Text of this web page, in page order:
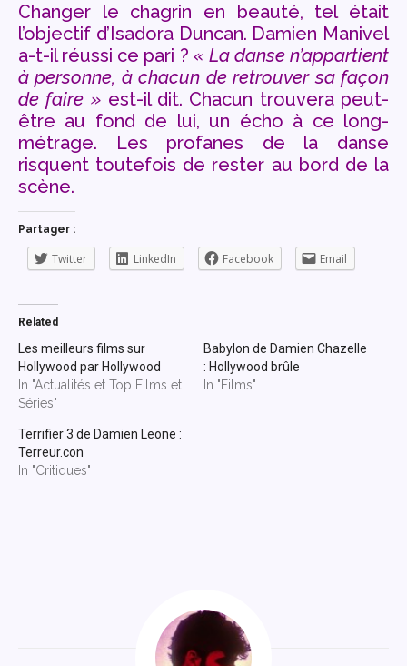
Changer le chagrin en beauté, tel était
l’objectif d’Isadora Duncan. Damien Manivel
a-t-il réussi ce pari ? « La danse n’appartient
à personne, à chacun de retrouver sa façon
de faire » est-il dit. Chacun trouvera peut-
être au fond de lui, un écho à ce long-
métrage. Les profanes de la danse
risquent toutefois de rester au bord de la
scène.
Partager :
Twitter LinkedIn Facebook Email
Related
Les meilleurs films sur
Hollywood par Hollywood
In "Actualités et Top Films et
Séries"
Babylon de Damien Chazelle
: Hollywood brûle
In "Films"
Terrifier 3 de Damien Leone :
Terreur.con
In "Critiques"